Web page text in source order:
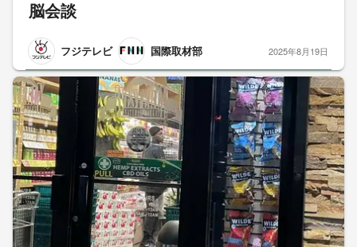
脳会談
フジテレビ 国際取材部 2025年8月19日